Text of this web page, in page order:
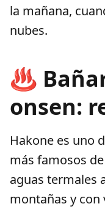
la mañana,
nubes.
♨️
onsen:
Hakone es uno
más famosos
aguas termales
montañas y con